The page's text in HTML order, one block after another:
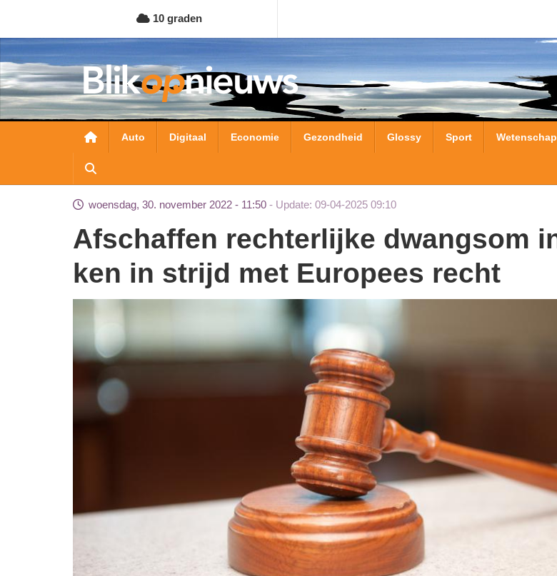
naar
de
inhoud
gaan
10 graden
Hoofdnavigatie
Auto Digitaal Economie Gezondheid Glossy Sport Wetenschap
woensdag, 30. november 2022 - 11:50 Update: 09-04-2025 09:10
Af­schaf­fen rech­ter­lij­ke dwang­som in asiel­za­
ken in strijd met Eu­ro­pees recht